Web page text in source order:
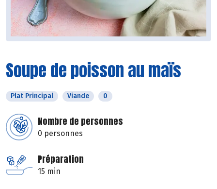
Soupe de poisson au maïs
Plat Principal Viande 0
Nombre de personnes
0 personnes
Préparation
15 min